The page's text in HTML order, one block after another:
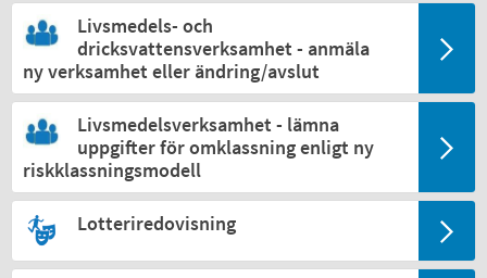
Livsmedels- och
dricksvattensverksamhet - anmäla
ny verksamhet eller ändring/avslut
Livsmedelsverksamhet - lämna
uppgifter för omklassning enligt ny
riskklassningsmodell
Lotteriredovisning